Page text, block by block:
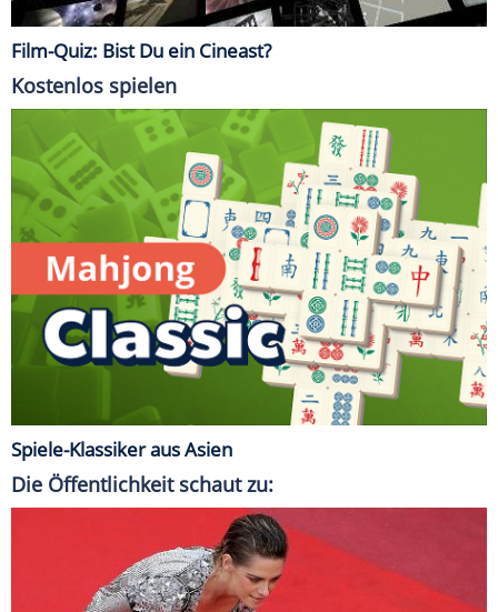
Film-Quiz: Bist Du ein Cineast?
Kostenlos spielen
Spiele-Klassiker aus Asien
Die Öffentlichkeit schaut zu: